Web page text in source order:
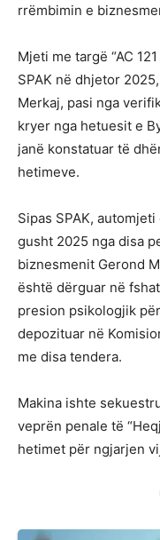
rrëmbimin e
Mjeti me targë “AC
SPAK në dhjetor
Merkaj, pasi nga
kryer nga hetuesit e
janë konstatuar të
hetimeve.
Sipas SPAK,
gusht 2025 nga disa
biznesmenit Gerond
është dërguar në
presion psikologjik
depozituar në
me disa tendera.
Makina ishte
veprën penale të
hetimet për ngjarjen